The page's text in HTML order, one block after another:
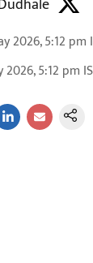
2026, 5:12 pm
2026, 5:12 pm